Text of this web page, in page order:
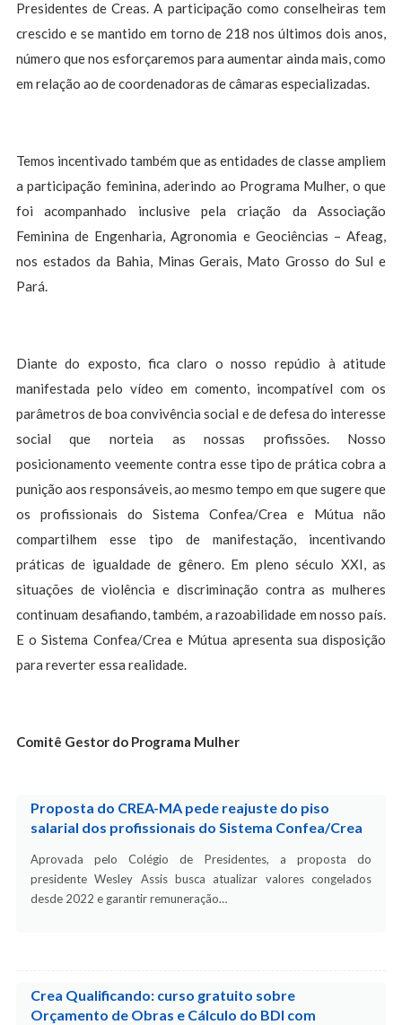
Presidentes de Creas. A participação como conselheiras tem
crescido e se mantido em torno de 218 nos últimos dois anos,
número que nos esforçaremos para aumentar ainda mais, como
em relação ao de coordenadoras de câmaras especializadas.
Temos incentivado também que as entidades de classe ampliem
a participação feminina, aderindo ao Programa Mulher, o que
foi acompanhado inclusive pela criação da Associação
Feminina de Engenharia, Agronomia e Geociências – Afeag,
nos estados da Bahia, Minas Gerais, Mato Grosso do Sul e
Pará.
Diante do exposto, fica claro o nosso repúdio à atitude
manifestada pelo vídeo em comento, incompatível com os
parâmetros de boa convivência social e de defesa do interesse
social que norteia as nossas profissões. Nosso
posicionamento veemente contra esse tipo de prática cobra a
punição aos responsáveis, ao mesmo tempo em que sugere que
os profissionais do Sistema Confea/Crea e Mútua não
compartilhem esse tipo de manifestação, incentivando
práticas de igualdade de gênero. Em pleno século XXI, as
situações de violência e discriminação contra as mulheres
continuam desafiando, também, a razoabilidade em nosso país.
E o Sistema Confea/Crea e Mútua apresenta sua disposição
para reverter essa realidade.
Comitê Gestor do Programa Mulher
Proposta do CREA-MA pede reajuste do piso
salarial dos profissionais do Sistema Confea/Crea
Aprovada pelo Colégio de Presidentes, a proposta do
presidente Wesley Assis busca atualizar valores congelados
desde 2022 e garantir remuneração…
Crea Qualificando: curso gratuito sobre
Orçamento de Obras e Cálculo do BDI com